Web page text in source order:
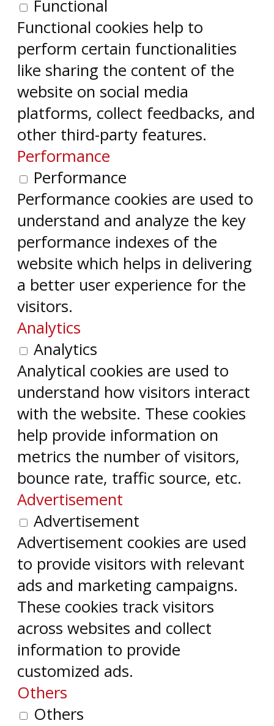
Functional
Functional cookies help to
perform certain functionalities
like sharing the content of the
website on social media
platforms, collect feedbacks, and
other third-party features.
Performance
Performance
Performance cookies are used to
understand and analyze the key
performance indexes of the
website which helps in delivering
a better user experience for the
visitors.
Analytics
Analytics
Analytical cookies are used to
understand how visitors interact
with the website. These cookies
help provide information on
metrics the number of visitors,
bounce rate, traffic source, etc.
Advertisement
Advertisement
Advertisement cookies are used
to provide visitors with relevant
ads and marketing campaigns.
These cookies track visitors
across websites and collect
information to provide
customized ads.
Others
Others